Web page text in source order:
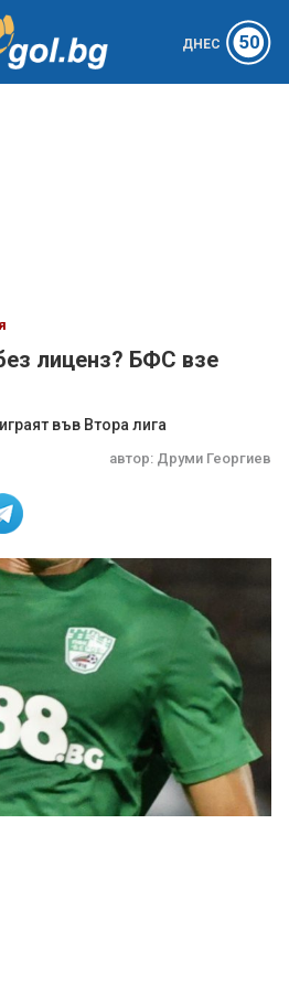
ДНЕС 50
лиценз? БФС взе
във Втора лига
автор: Друми Георгиев